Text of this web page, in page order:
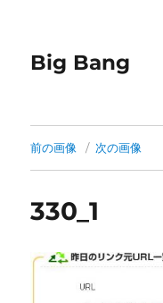
Big Bang
前の画像 次の画像
330_1